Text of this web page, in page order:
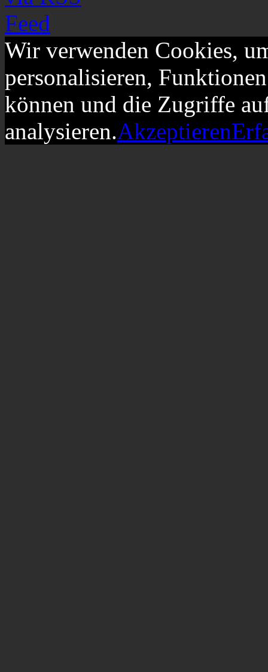
Wir verwenden Cookies,
personalisieren,
können und die Zugriffe
analysieren.Akzeptieren